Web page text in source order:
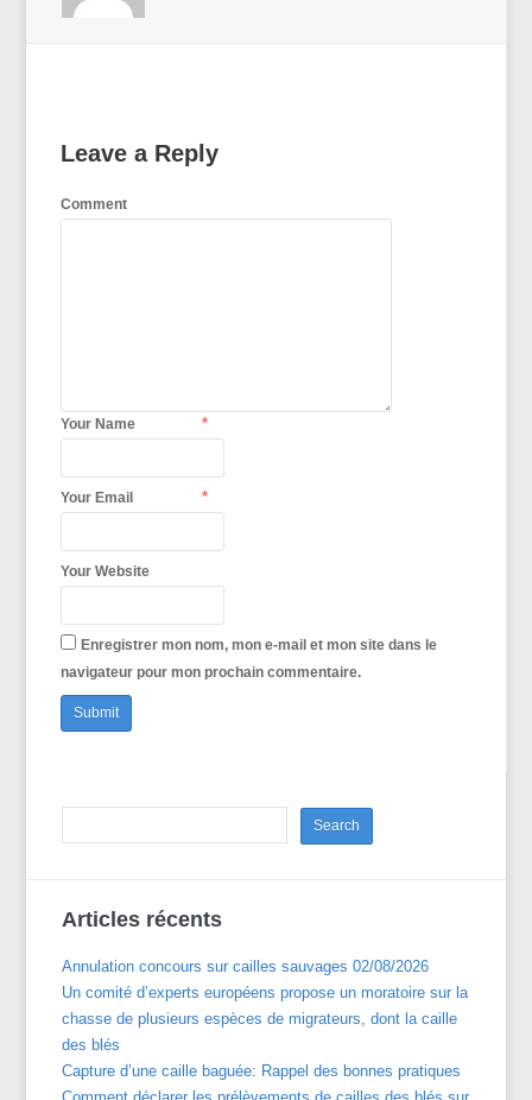
Leave a Reply
Comment
Your Name *
Your Email *
Your Website
Enregistrer mon nom, mon e-mail et mon site dans le
navigateur pour mon prochain commentaire.
Articles récents
Annulation concours sur cailles sauvages 02/08/2026
Un comité d’experts européens propose un moratoire sur la
chasse de plusieurs espèces de migrateurs, dont la caille
des blés
Capture d’une caille baguée: Rappel des bonnes pratiques